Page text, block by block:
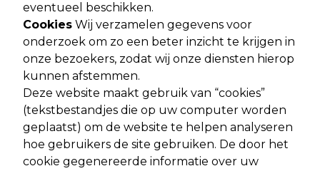
eventueel beschikken.
Cookies Wij verzamelen gegevens voor
onderzoek om zo een beter inzicht te krijgen in
onze bezoekers, zodat wij onze diensten hierop
kunnen afstemmen.
Deze website maakt gebruik van “cookies”
(tekstbestandjes die op uw computer worden
geplaatst) om de website te helpen analyseren
hoe gebruikers de site gebruiken. De door het
cookie gegenereerde informatie over uw